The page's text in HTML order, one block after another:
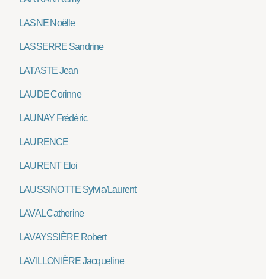
LASNE Noëlle
LASSERRE Sandrine
LATASTE Jean
LAUDE Corinne
LAUNAY Frédéric
LAURENCE
LAURENT Eloi
LAUSSINOTTE Sylvia/Laurent
LAVAL Catherine
LAVAYSSIÈRE Robert
LAVILLONIÈRE Jacqueline